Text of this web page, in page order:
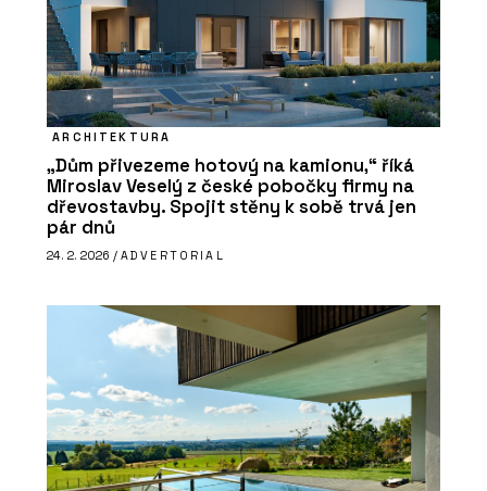
ARCHITEKTURA
„Dům přivezeme hotový na kamionu,“ říká
Miroslav Veselý z české pobočky firmy na
dřevostavby. Spojit stěny k sobě trvá jen
pár dnů
24. 2. 2026 / ADVERTORIAL